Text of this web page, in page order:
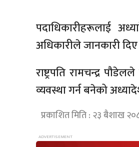
पदाधिकारीहरूलाई
अधिकारीले जानकारी दिए
राष्ट्रपति रामचन्द्र
व्यवस्था गर्न बनेको
प्रकाशित मिति : २३ बैशाख